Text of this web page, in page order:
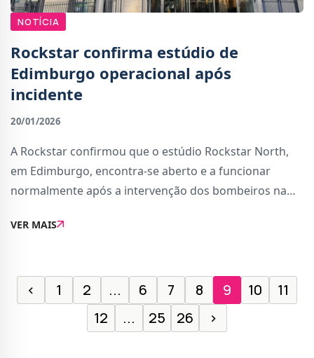
NOTÍCIA
Rockstar confirma estúdio de
Edimburgo operacional após
incidente
20/01/2026
A Rockstar confirmou que o estúdio Rockstar North,
em Edimburgo, encontra-se aberto e a funcionar
normalmente após a intervenção dos bombeiros na
por uma avaria num dos sistemas de aquecimento
VER MAIS
‹ 1 2 ... 6 7 8 9 10
11
12
... 25 26 ›